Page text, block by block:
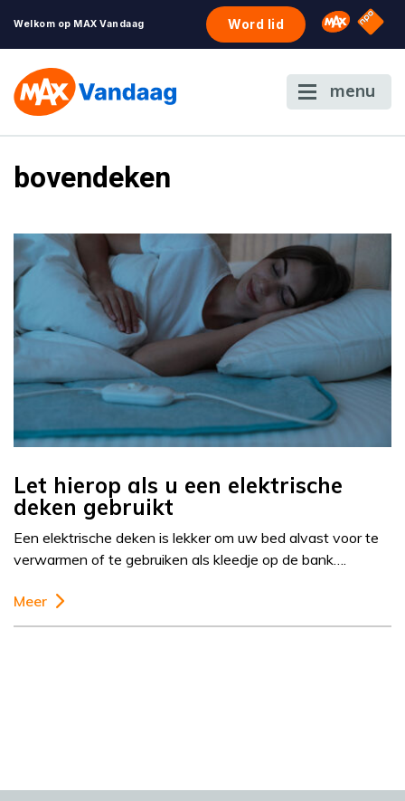
Welkom op MAX Vandaag Word lid Omroep
NPO
menu
bovendeken
Let hierop als u een elektrische
deken gebruikt
Een elektrische deken is lekker om uw bed alvast voor te
verwarmen of te gebruiken als kleedje op de bank….
Meer